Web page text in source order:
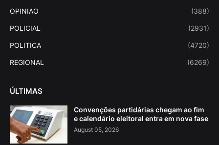
OPINIAO (388)
POLICIAL (2931)
POLITICA (4720)
REGIONAL (6269)
ÚLTIMAS
Convenções partidárias chegam ao fim
e calendário eleitoral entra em nova fase
August 05, 2026